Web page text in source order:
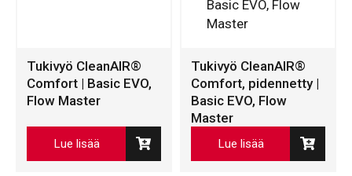
Tukivyö CleanAIR®
Comfort | Basic EVO,
Flow Master
Lue lisää
Tukivyö CleanAIR®
Comfort, pidennetty |
Basic EVO, Flow
Master
Lue lisää